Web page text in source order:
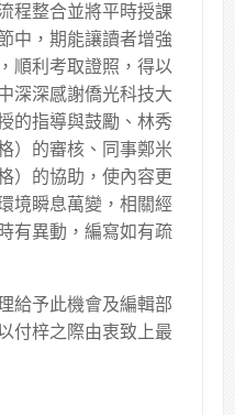
程整合並將平時授課
中，期能讓讀者增強
順利考取證照，得以
深深感謝僑光科技大
的指導與鼓勵、林秀
）的審核、同事鄭米
）的協助，使內容更
境瞬息萬變，相關經
有異動，編寫如有疏
給予此機會及編輯部
付梓之際由衷致上最